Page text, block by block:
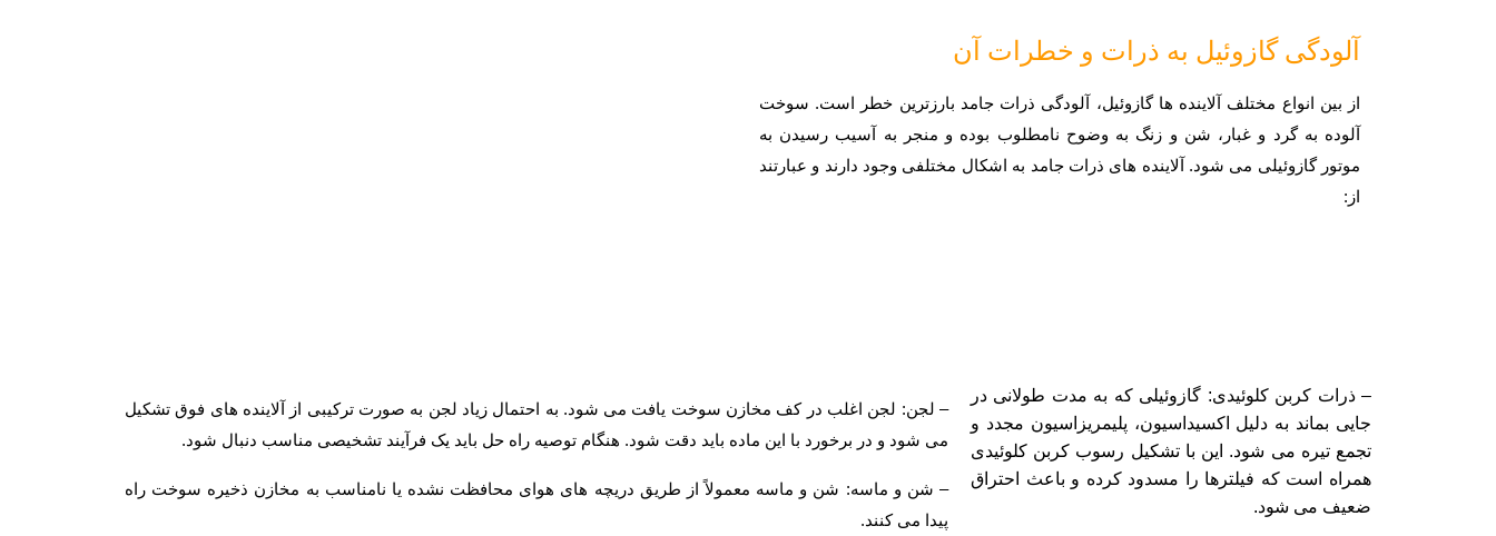
آلودگی گازوئیل به ذرات و خطرات آن
از بین انواع مختلف آلاینده ها گازوئیل، آلودگی ذرات جامد بارزترین خطر است. سوخت
آلوده به گرد و غبار، شن و زنگ به وضوح نامطلوب بوده و منجر به آسیب رسیدن به
موتور گازوئیلی می شود. آلاینده های ذرات جامد به اشکال مختلفی وجود دارند و عبارتند
از:
– ذرات کربن کلوئیدی: گازوئیلی که به مدت طولانی در
جایی بماند به دلیل اکسیداسیون، پلیمریزاسیون مجدد و
تجمع تیره می شود. این با تشکیل رسوب کربن کلوئیدی
همراه است که فیلترها را مسدود کرده و باعث احتراق
ضعیف می شود.
– لجن: لجن اغلب در کف مخازن سوخت یافت می شود. به احتمال زیاد لجن به صورت ترکیبی از آلاینده های فوق تشکیل
می شود و در برخورد با این ماده باید دقت شود. هنگام توصیه راه حل باید یک فرآیند تشخیصی مناسب دنبال شود.
– شن و ماسه: شن و ماسه معمولاً از طریق دریچه های هوای محافظت نشده یا نامناسب به مخازن ذخیره سوخت راه
پیدا می کنند.